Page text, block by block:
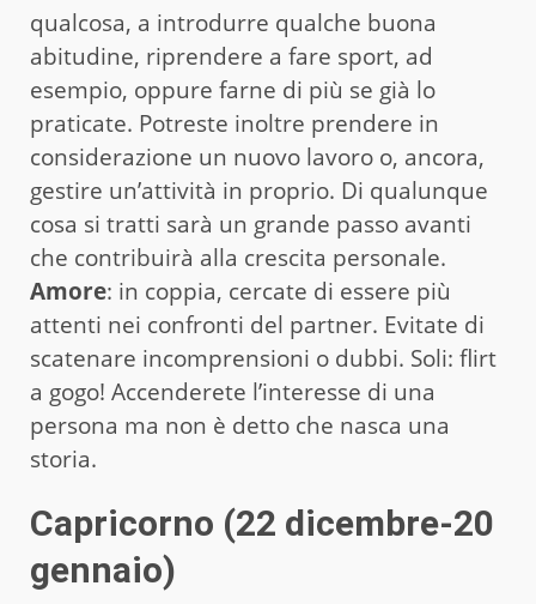
qualcosa, a introdurre qualche buona
abitudine, riprendere a fare sport, ad
esempio, oppure farne di più se già lo
praticate. Potreste inoltre prendere in
considerazione un nuovo lavoro o, ancora,
gestire un’attività in proprio. Di qualunque
cosa si tratti sarà un grande passo avanti
che contribuirà alla crescita personale.
Amore: in coppia, cercate di essere più
attenti nei confronti del partner. Evitate di
scatenare incomprensioni o dubbi. Soli: flirt
a gogo! Accenderete l’interesse di una
persona ma non è detto che nasca una
storia.
Capricorno (22 dicembre-20
gennaio)